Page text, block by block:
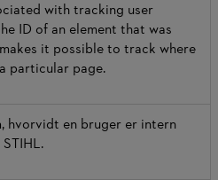
with tracking user
ID of an element that was
it possible to track where
particular page.
hvorvidt en bruger er intern